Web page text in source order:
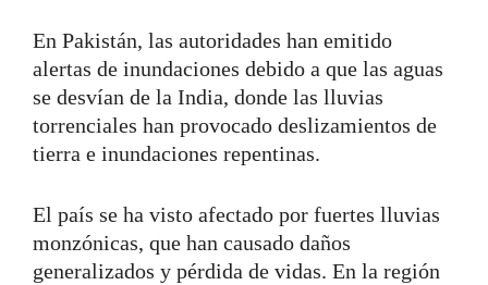
En Pakistán, las autoridades han emitido
alertas de inundaciones debido a que las aguas
se desvían de la India, donde las lluvias
torrenciales han provocado deslizamientos de
tierra e inundaciones repentinas.
El país se ha visto afectado por fuertes lluvias
monzónicas, que han causado daños
generalizados y pérdida de vidas. En la región